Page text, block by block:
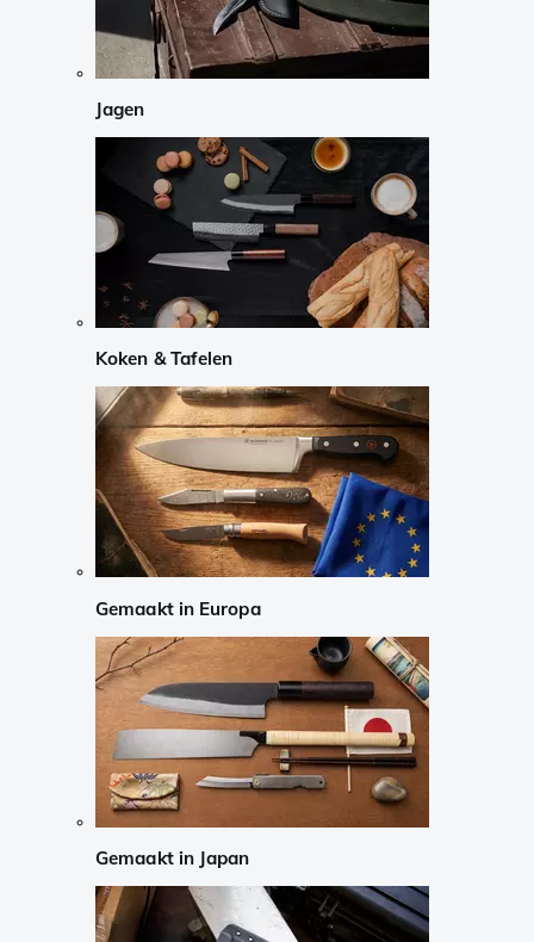
Jagen
Koken & Tafelen
Gemaakt in Europa
Gemaakt in Japan